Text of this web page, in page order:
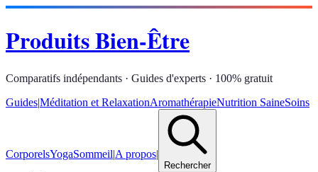
Produits Bien-Être
Comparatifs indépendants · Guides d'experts · 100% gratuit
Guides|Méditation et RelaxationAromathérapieNutrition SaineSoins
CorporelsYogaSommeil|A propos|
Rechercher